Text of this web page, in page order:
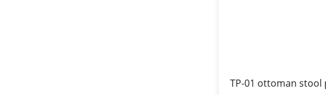
TP-01 ottoman stool